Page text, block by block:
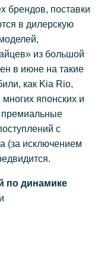
брендов, поставки
в дилерскую
из большой
в июне на такие
как Kia Rio,
японских и
премиальные
с
(за исключением
по динамике
и